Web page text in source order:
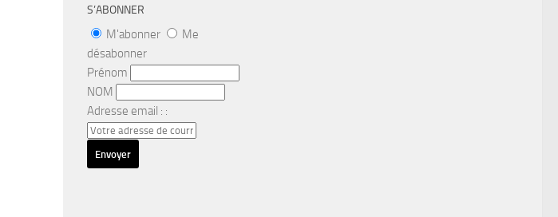
S’ABONNER
M'abonner
Me
désabonner
Prénom
NOM
Adresse email : :